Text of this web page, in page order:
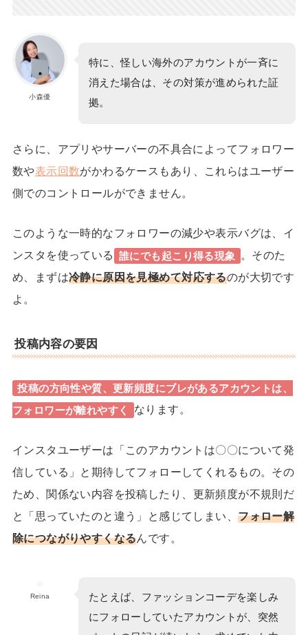
小森優
特に、怪しい海外のアカウントが一斉に
消えた場合は、その対策が進められた証
拠。
さらに、アプリやサーバーの不具合によってフォロワー
数や表示回数がかわるケースもあり、これらはユーザー
側でのコントロールができません。
このような一時的なフォロワーの減少や表示バグは、イ
ンスタを使っている
誰にでも起こり得る現象 。 そのた
め、まずは冷静に原因を見極めて対応するのが大切です
よ。
投稿内容の要因
投稿の方向性や質、更新頻度にブレがあるアカウントは、
フォロワーが離れやすく
なります。
インスタユーザーは「このアカウントは〇〇について発
信している」と期待してフォローしてくれるもの。その
ため、関係ない内容を投稿したり、更新頻度が不規則だ
と「思っていたのと違う」と感じてしまい、フォロー解
除につながりやすくなるんです。
Reina
たとえば、ファッションコーデを楽しみ
にフォローしていたアカウントが、突然